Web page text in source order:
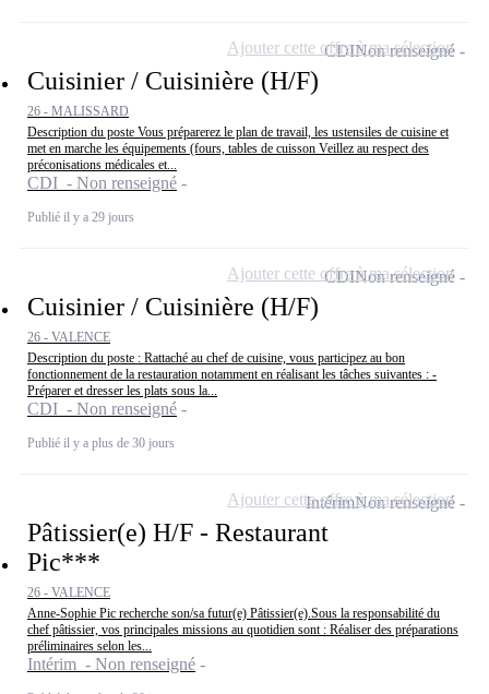
Cuisinier / Cuisinière (H/F)
26 - MALISSARD
Description du poste Vous préparerez le plan de travail, les ustensiles de cuisine et
met en marche les équipements (fours, tables de cuisson Veillez au respect des
préconisations médicales et...
CDI - Non renseigné
Publié il y a 29 jours
CDINon renseigné
Ajouter cette offre à ma sélection
Cuisinier / Cuisinière (H/F)
26 - VALENCE
Description du poste : Rattaché au chef de cuisine, vous participez au bon
fonctionnement de la restauration notamment en réalisant les tâches suivantes : -
Préparer et dresser les plats sous la...
CDI - Non renseigné
Publié il y a plus de 30 jours
CDINon renseigné
Ajouter cette offre à ma sélection
Pâtissier(e) H/F - Restaurant
Pic***
26 - VALENCE
Anne-Sophie Pic recherche son/sa futur(e) Pâtissier(e).Sous la responsabilité du
chef pâtissier, vos principales missions au quotidien sont : Réaliser des préparations
préliminaires selon les...
Intérim - Non renseigné
IntérimNon renseigné
Ajouter cette offre à ma sélection